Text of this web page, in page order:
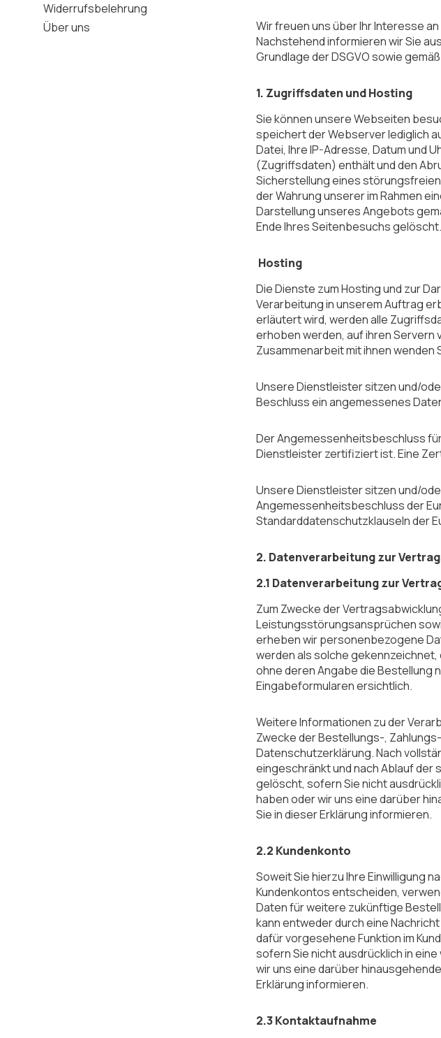
Widerrufsbelehrung
Über uns
Wir freuen uns über Ihr Interesse
Nachstehend informieren wir Sie
Grundlage der DSGVO sowie
1. Zugriffsdaten und Hosting
Sie können unsere Webseiten
speichert der Webserver lediglich
Datei, Ihre IP-Adresse, Datum und
(Zugriffsdaten) enthält und den
Sicherstellung eines
der Wahrung unserer im Rahmen
Darstellung unseres Angebots
Ende Ihres Seitenbesuchs gelöscht.
Hosting
Die Dienste zum Hosting und zur
Verarbeitung in unserem Auftrag
erläutert wird, werden alle
erhoben werden, auf ihren Servern
Zusammenarbeit mit ihnen
Unsere Dienstleister sitzen und/
Beschluss ein angemessenes
Der Angemessenheitsbeschluss
Dienstleister zertifiziert ist. Eine
Unsere Dienstleister sitzen und/
Angemessenheitsbeschluss der
Standarddatenschutzklauseln der
2. Datenverarbeitung zur
2.1 Datenverarbeitung zur
Zum Zwecke der
Leistungsstörungsansprüchen
erheben wir personenbezogene
werden als solche gekennzeichnet,
ohne deren Angabe die Bestellung
Eingabeformularen ersichtlich.
Weitere Informationen zu der
Zwecke der Bestellungs-,
Datenschutzerklärung. Nach
eingeschränkt und nach Ablauf der
gelöscht, sofern Sie nicht
haben oder wir uns eine darüber
Sie in dieser Erklärung informieren.
2.2 Kundenkonto
Soweit Sie hierzu Ihre Einwilligung
Kundenkontos entscheiden,
Daten für weitere zukünftige
kann entweder durch eine
dafür vorgesehene Funktion im
sofern Sie nicht ausdrücklich in eine
wir uns eine darüber
Erklärung informieren.
2.3 Kontaktaufnahme